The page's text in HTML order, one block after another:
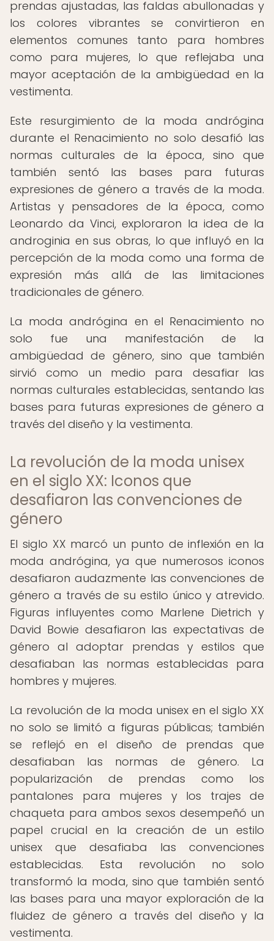
prendas ajustadas, las faldas abullonadas y
los colores vibrantes se convirtieron en
elementos comunes tanto para hombres
como para mujeres, lo que reflejaba una
mayor aceptación de la ambigüedad en la
vestimenta.
Este resurgimiento de la moda andrógina
durante el Renacimiento no solo desafió las
normas culturales de la época, sino que
también sentó las bases para futuras
expresiones de género a través de la moda.
Artistas y pensadores de la época, como
Leonardo da Vinci, exploraron la idea de la
androginia en sus obras, lo que influyó en la
percepción de la moda como una forma de
expresión más allá de las limitaciones
tradicionales de género.
La moda andrógina en el Renacimiento no
solo fue una manifestación de la
ambigüedad de género, sino que también
sirvió como un medio para desafiar las
normas culturales establecidas, sentando las
bases para futuras expresiones de género a
través del diseño y la vestimenta.
La revolución de la moda unisex
en el siglo XX: Iconos que
desafiaron las convenciones de
género
El siglo XX marcó un punto de inflexión en la
moda andrógina, ya que numerosos iconos
desafiaron audazmente las convenciones de
género a través de su estilo único y atrevido.
Figuras influyentes como Marlene Dietrich y
David Bowie desafiaron las expectativas de
género al adoptar prendas y estilos que
desafiaban las normas establecidas para
hombres y mujeres.
La revolución de la moda unisex en el siglo XX
no solo se limitó a figuras públicas; también
se reflejó en el diseño de prendas que
desafiaban las normas de género. La
popularización de prendas como los
pantalones para mujeres y los trajes de
chaqueta para ambos sexos desempeñó un
papel crucial en la creación de un estilo
unisex que desafiaba las convenciones
establecidas. Esta revolución no solo
transformó la moda, sino que también sentó
las bases para una mayor exploración de la
fluidez de género a través del diseño y la
vestimenta.